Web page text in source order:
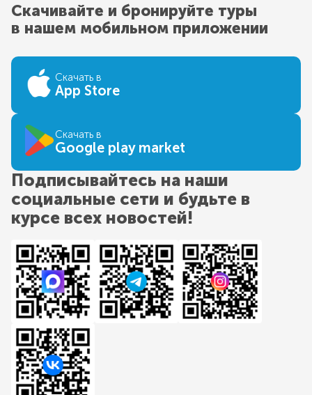
Скачивайте и бронируйте туры
в нашем мобильном приложении
Скачать в
App Store
Скачать в
Google play market
Подписывайтесь на наши
социальные сети и будьте в
курсе всех новостей!